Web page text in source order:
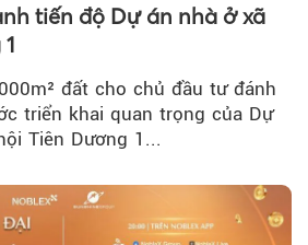
tiến độ Dự án nhà ở xã
đất cho chủ đầu tư đánh
triển khai quan trọng của Dự
Tiên Dương 1...